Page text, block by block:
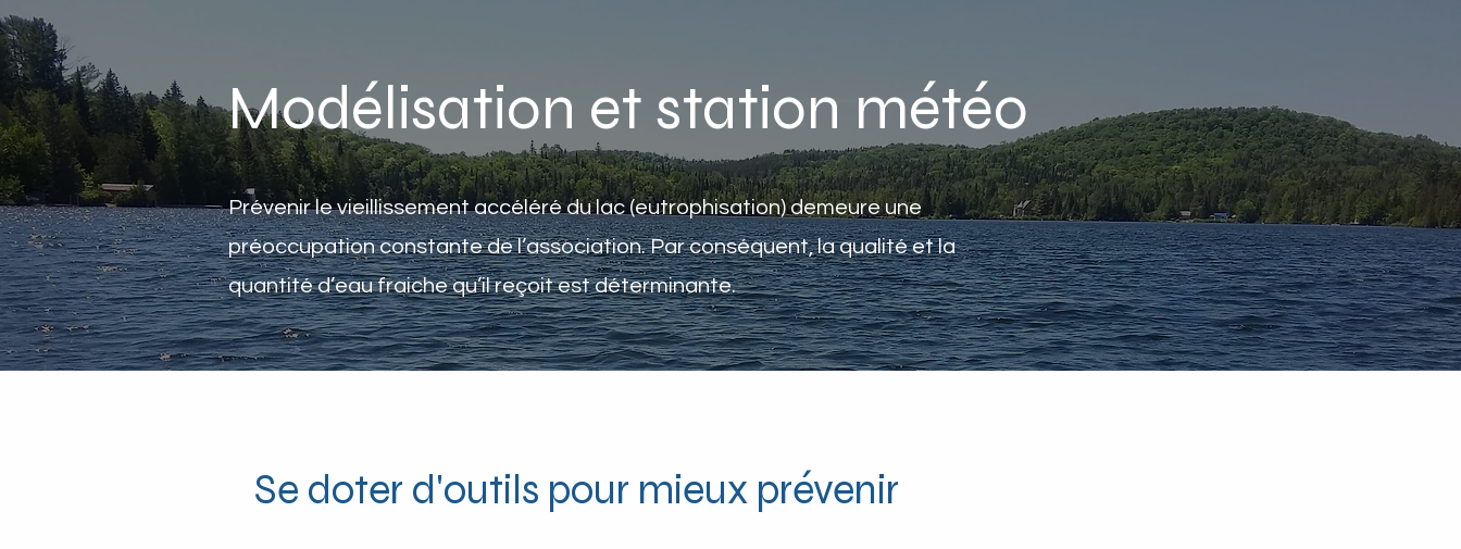
Modélisation et station météo
Prévenir le vieillissement accéléré du lac (eutrophisation) demeure une
préoccupation constante de l’association. Par conséquent, la qualité et la
quantité d’eau fraiche qu’il reçoit est déterminante.
Se doter d'outils pour mieux prévenir